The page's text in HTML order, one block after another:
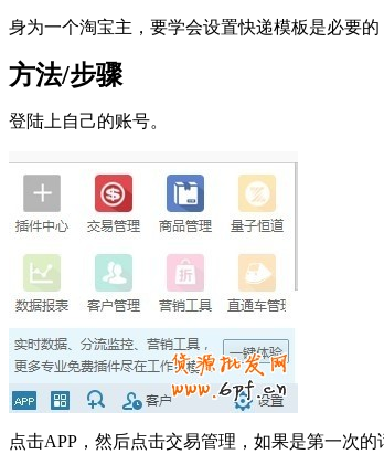
身为一个淘宝主，要学会设置快递模板是必要
方法/步骤
登陆上自己的账号。
点击APP，然后点击交易管理，如果是第一次